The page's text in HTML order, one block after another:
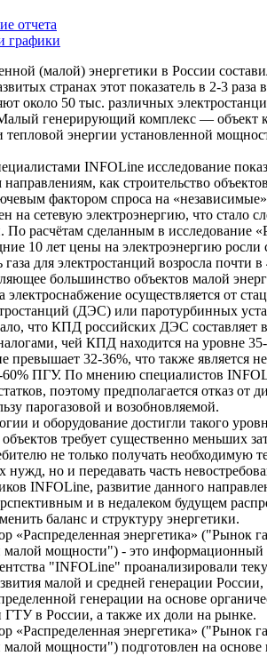
отчета
графики
(малой) энергетики в России
странах этот показатель в 2-3
около 50 тыс. различных
генерирующий комплекс — объект
тепловой энергии установленной
INFOLine исследование
направлениям, как строительство
фактором спроса на
на сетевую электроэнергию, что стало
По расчётам сделанным в исследование
10 лет цены на электроэнергию росли
газа для электростанций возросла почти в
большинство объектов малой
электроснабжение осуществляется от
(ДЭС) или паротурбинных
что КПД российских ДЭС составляет
чей КПД находится на уровне
превышает 32-36%, что также является
60% ПГУ. По мнению специалистов
поэтому предполагается отказ от
парогазовой и возобновляемой.
и оборудование достигли такого
требует существенно меньших
не только получать необходимую
нужд, но и передавать часть
INFOLine, развитие данного
и в недалеком будущем
баланс и структуру энергетики.
«Распределенная энергетика» ("Рынок
малой мощности") - это информационный
"INFOLine" проанализировали
малой и средней генерации
генерации на основе
ГТУ в России, а также их доли на рынке.
«Распределенная энергетика» ("Рынок
малой мощности") подготовлен на